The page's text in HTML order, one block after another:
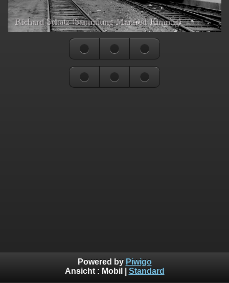
Powered by Piwigo
Ansicht : Mobil Standard